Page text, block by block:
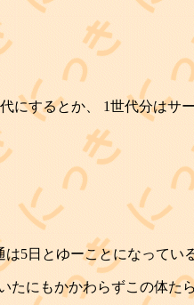
にするとか、 1世代分はサ
5日とゆーことになってい
にもかかわらずこの体た